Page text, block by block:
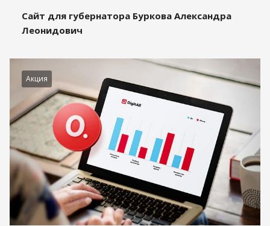
Сайт для губернатора Буркова Александра
Леонидович
Акция